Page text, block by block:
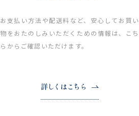
お支払い方法や配送料など、安心してお買い
物をおたのしみいただくための情報は、こち
らからご確認いただけます。
詳しくはこちら